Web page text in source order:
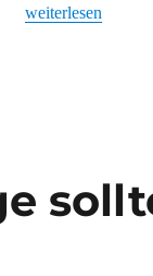
„„Wir werden uns
weiterlesen